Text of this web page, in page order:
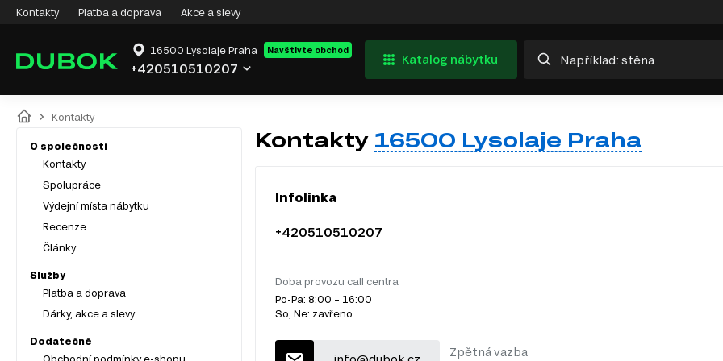
Kontakty Platba a doprava Akce a slevy
16500 Lysolaje Praha Navštivte obchod
+420510510207
Katalog nábytku
Kontakty
O společnosti
Kontakty
Spolupráce
Výdejní místa nábytku
Recenze
Články
Služby
Platba a doprava
Dárky, akce a slevy
Dodatečně
Obchodní podmínky e-shopu
Kontakty 16500 Lysolaje Praha
Infolinka
+420510510207
Doba provozu call centra
Po-Pa: 8:00 – 16:00
So, Ne: zavřeno
Zpětná vazba